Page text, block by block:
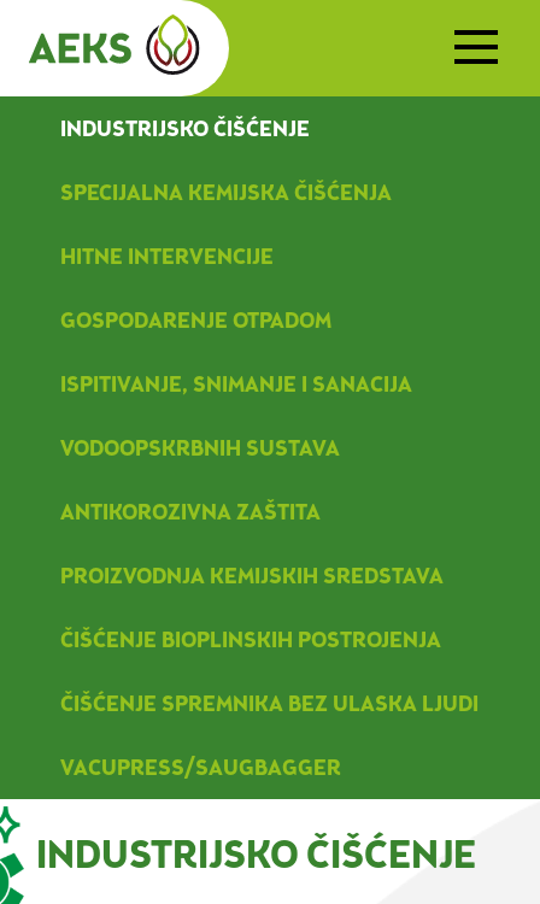
INDUSTRIJSKO ČIŠĆENJE
SPECIJALNA KEMIJSKA ČIŠĆENJA
HITNE INTERVENCIJE
GOSPODARENJE OTPADOM
ISPITIVANJE, SNIMANJE I SANACIJA
VODOOPSKRBNIH SUSTAVA
ANTIKOROZIVNA ZAŠTITA
PROIZVODNJA KEMIJSKIH SREDSTAVA
ČIŠĆENJE BIOPLINSKIH POSTROJENJA
ČIŠĆENJE SPREMNIKA BEZ ULASKA LJUDI
VACUPRESS/SAUGBAGGER
INDUSTRIJSKO ČIŠĆENJE